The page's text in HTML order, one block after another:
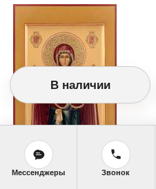
В наличии
Мессенджеры Звонок